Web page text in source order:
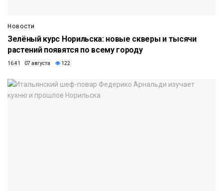
Новости
Зелёный курс Норильска: новые скверы и тысячи
растений появятся по всему городу
16:41 07 августа 122